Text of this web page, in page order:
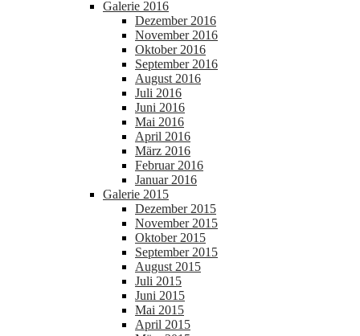
Galerie 2016
Dezember 2016
November 2016
Oktober 2016
September 2016
August 2016
Juli 2016
Juni 2016
Mai 2016
April 2016
März 2016
Februar 2016
Januar 2016
Galerie 2015
Dezember 2015
November 2015
Oktober 2015
September 2015
August 2015
Juli 2015
Juni 2015
Mai 2015
April 2015